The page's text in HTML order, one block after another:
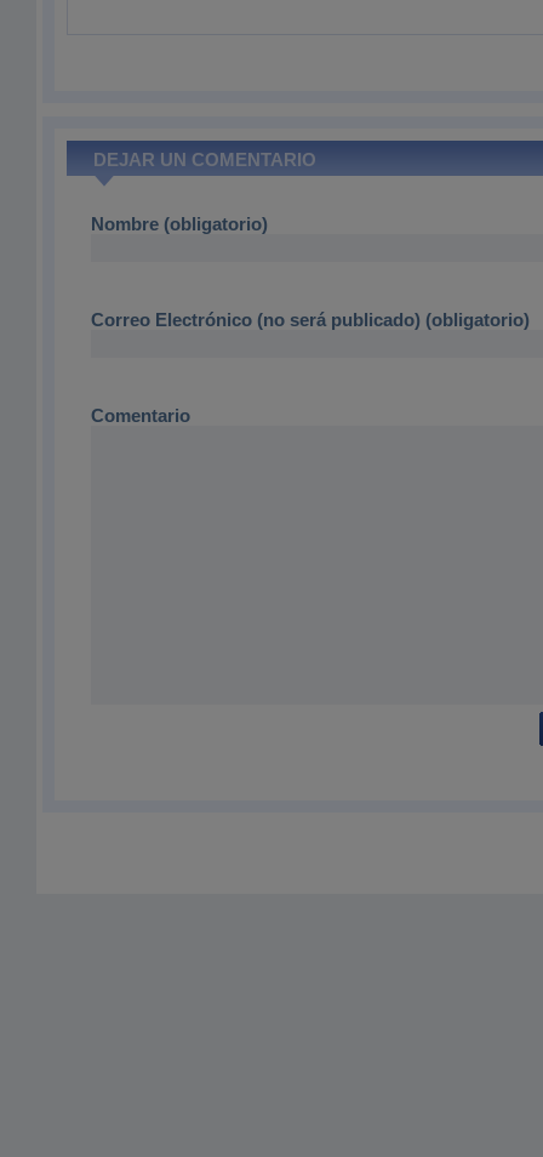
DEJAR UN COMENTARIO
Nombre (obligatorio)
Correo Electrónico (no será publicado) (obligatorio)
Comentario